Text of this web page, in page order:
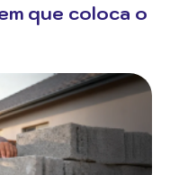
que coloca o